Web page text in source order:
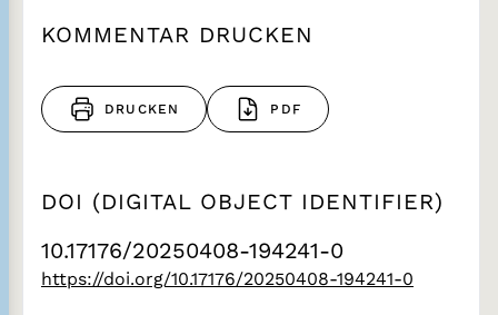
KOMMENTAR DRUCKEN
DRUCKEN PDF
DOI (DIGITAL OBJECT IDENTIFIER)
10.17176/20250408-194241-0
https://doi.org/10.17176/20250408-194241-0